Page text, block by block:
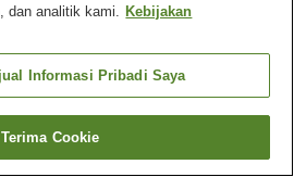
Cari kamar
dan analitik kami. Kebijakan
Informasi Pribadi Saya
Terima Cookie